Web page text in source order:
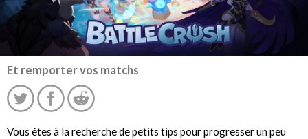
Et remporter vos matchs
Vous êtes à la recherche de petits tips pour progresser un peu